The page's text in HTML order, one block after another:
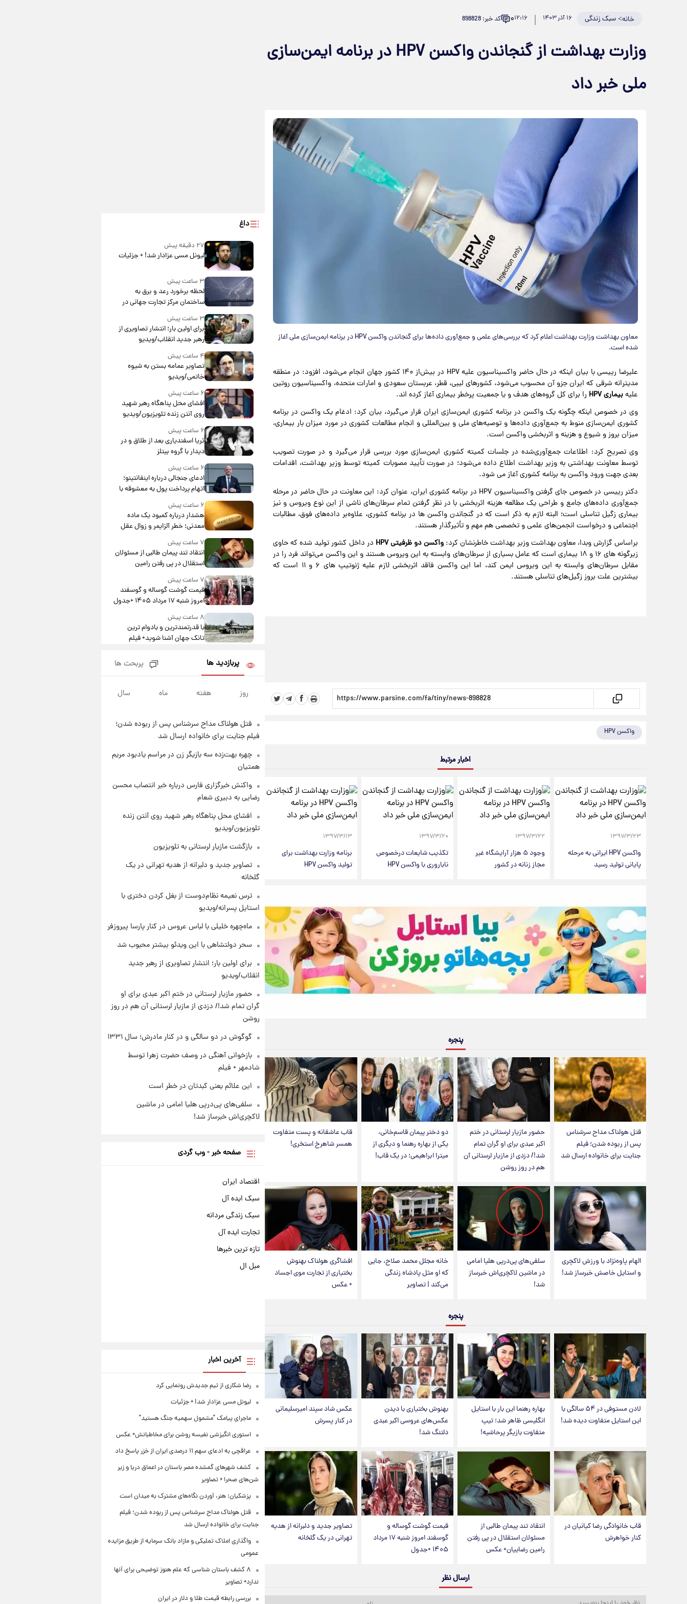
خانه>سبک زندگی ۱۶ آذر ۱۴۰۳ ۱۲:۱۶۰ کد خبر: 898828
وزارت بهداشت از گنجاندن واکسن HPV در برنامه ایمن‌سازی
ملی خبر داد
معاون بهداشت وزارت بهداشت اعلام کرد که بررسی‌های علمی و جمع‌آوری داده‌ها برای گنجاندن واکسن HPV در برنامه ایمن‌سازی ملی آغاز
شده است.
علیرضا رییسی با بیان اینکه در حال حاضر واکسیناسیون علیه HPV در بیش‌از ۱۴۰ کشور جهان انجام می‌شود، افزود: در منطقه
مدیترانه شرقی که ایران جزو آن محسوب می‌شود، کشورهای لیبی، قطر، عربستان سعودی و امارات متحده، واکسیناسیون روتین
علیهبیماری HPV
را برای کل گروه‌های هدف و یا جمعیت پرخطر بیماری آغاز کرده اند.
وی در خصوص اینکه چگونه یک واکسن در برنامه کشوری ایمن‌سازی ایران قرار می‌گیرد، بیان کرد: ادغام یک واکسن در برنامه
کشوری ایمن‌سازی منوط به جمع‌آوری داده‌ها و توصیه‌های ملی و بین‌المللی و انجام مطالعات کشوری در مورد میزان بار بیماری،
میزان بروز و شیوع و هزینه و اثربخشی واکسن است.
وی تصریح کرد: اطلاعات جمع‌آوری‌شده در جلسات کمیته کشوری ایمن‌سازی مورد بررسی قرار می‌گیرد و در صورت تصویب
توسط معاونت بهداشتی به وزیر بهداشت اطلاع داده می‌شود؛ در صورت تأیید مصوبات کمیته توسط وزیر بهداشت، اقدامات
بعدی جهت ورود واکسن به برنامه کشوری آغاز می شود.
دکتر رییسی در خصوص جای گرفتن واکسیناسیون HPV در برنامه کشوری ایران، عنوان کرد: این معاونت در حال حاضر در مرحله
جمع‌آوری داده‌های جامع و طراحی یک مطالعه هزینه اثربخشی با در نظر گرفتن تمام سرطان‌های ناشی از این نوع ویروس و نیز
بیماری زگیل تناسلی است؛ البته لازم به ذکر است که در گنجاندن واکسن‌ ها در برنامه کشوری، علاوه‌بر داده‌های فوق، مطالبات
اجتماعی و درخواست انجمن‌های علمی و تخصصی هم مهم و تأثیرگذار هستند.
براساس گزارش وبدا، معاون بهداشت وزیر بهداشت خاطرنشان کرد: واکسن دو ظرفیتی HPV
در داخل کشور تولید شده‌ که حاوی
زیرگونه های ۱۶ و ۱۸ بیماری‌ است که عامل بسیاری از سرطان‌های وابسته به این ویروس هستند و این واکسن می‌تواند فرد را در
مقابل سرطان‌های وابسته به این ویروس ایمن کند، اما این واکسن فاقد اثربخشی لازم علیه ژنوتیپ های ۶ و ۱۱ است که
بیشترین علت بروز زگیل‌های تناسلی هستند.
واکسن HPV
اخبار مرتبط
۱۳۹۷/۳/۲۳
واکسن HPV ایرانی به مرحله
پایانی تولید رسید
۱۳۹۷/۳/۲۲
وجود ۵ هزار آرایشگاه غیر
مجاز زنانه در کشور
۱۳۹۷/۳/۲۰
تکذیب شایعات درخصوص
ناباروری با واکسن HPV
۱۳۹۷/۳/۱۳
برنامه وزارت بهداشت برای
تولید واکسن HPV
پنجره
قتل هولناک مداح سرشناس
پس از ربوده شدن؛ فیلم
جنایت برای خانواده ارسال شد
حضور مازیار لرستانی در ختم
اکبر عبدی برای او گران تمام
شد!/ دزدی از مازیار لرستانی آن
هم در روز روشن
دو دختر پیمان قاسم‌خانی،
یکی از بهاره رهنما و دیگری از
میترا ابراهیمی؛ در یک قاب!
قاب عاشقانه و پست متفاوت
همسر شاهرخ استخری!
الهام پاوه‌نژاد با ورزش لاکچری
و استایل خاصش خبرساز شد!
سلفی‌های پی‌درپی هلیا امامی
در ماشین لاکچری‌اش خبرساز
شد!
خانه مجلل محمد صلاح، جایی
که او مثل پادشاه زندگی
می‌کند | تصاویر
افشاگری هولناک بهنوش
بختیاری از تجارت موی اجساد
+ عکس
پنجره
لادن مستوفی در ۵۴ سالگی با
این استایل متفاوت دیده شد!
بهاره رهنما این بار با استایل
انگلیسی ظاهر شد؛ تیپ
متفاوت بازیگر پرحاشیه!
بهنوش بختیاری با دیدن
عکس‌های عروسی اکبر عبدی
دلتنگ شد!
عکس شاد سپند امیرسلیمانی
در کنار پسرش
قاب خانوادگی رضا کیانیان در
کنار خواهرش
انتقاد تند پیمان طالبی از
مسئولان استقلال در پی رفتن
رامین رضاییان+ عکس
قیمت گوشت گوساله و
گوسفند امروز شنبه ۱۷ مرداد
۱۴۰۵ +جدول
تصاویر جدید و دلبرانه از هدیه
تهرانی در یک گلخانه
ارسال نظر
داغ
۲۷ دقیقه پیش
لیونل مسی عزادار شد! + جزئیات
۳ ساعت پیش
لحظه برخورد رعد و برق به
ساختمان مرکز تجارت جهانی در
آمریکا + فیلم
۳ ساعت پیش
برای اولین بار؛ انتشار تصاویری از
رهبر جدید انقلاب/ویدیو
۴ ساعت پیش
تصاویر عمامه بستن به شیوه
خاتمی/ویدیو
۶ ساعت پیش
افشای محل پناهگاه‌ رهبر شهید
روی آنتن زنده تلویزیون/ویدیو
۶ ساعت پیش
ثریا اسفندیاری بعد از طلاق و در
دیدار با گروه بیتلز
۶ ساعت پیش
ادعای جنجالی درباره اینفانتینو؛
اتهام پرداخت پول به معشوقه با
درآمد یوفا
۶ ساعت پیش
هشدار درباره کمبود یک ماده
معدنی؛ خطر آلزایمر و زوال عقل
افزایش می‌یابد؟
۷ ساعت پیش
انتقاد تند پیمان طالبی از مسئولان
استقلال در پی رفتن رامین
رضاییان+ عکس
۷ ساعت پیش
قیمت گوشت گوساله و گوسفند
امروز شنبه ۱۷ مرداد ۱۴۰۵ +جدول
۸ ساعت پیش
با قدرتمندترین و بادوام ترین
تانک جهان آشنا شوید+ فیلم
قیمت طلا ۱۸عیار امروز شنبه ۱۷
مرداد ۱۴۰۵ +جدول
۹ ساعت پیش
۲۲ ساعت پیش
یک پیش ‌بینی مهم برای قیمت
دلار، طلا و سکه شنبه ۱۷ مرداد
۱۴۰۵
مقصد اروپا این تیم را ترک کرد!
پربازدید ها پربحث ها
روز هفته ماه سال
قتل هولناک مداح سرشناس پس از ربوده شدن؛
فیلم جنایت برای خانواده ارسال شد
چهره بهت‌زده سه بازیگر زن در مراسم یادبود مریم
همتیان
واکنش خبرگزاری فارس درباره خبر انتصاب محسن
رضایی به دبیری شعام
افشای محل پناهگاه‌ رهبر شهید روی آنتن زنده
تلویزیون/ویدیو
بازگشت مازیار لرستانی به تلویزیون
تصاویر جدید و دلبرانه از هدیه تهرانی در یک
گلخانه
ترس نعیمه نظام‌دوست از بغل کردن دختری با
استایل پسرانه/ویدیو
ماه‌چهره خلیلی با لباس عروس در کنار پارسا پیروزفر
سحر دولتشاهی با این ویدئو بیشتر محبوب شد
برای اولین بار؛ انتشار تصاویری از رهبر جدید
انقلاب/ویدیو
حضور مازیار لرستانی در ختم اکبر عبدی برای او
گران تمام شد!/ دزدی از مازیار لرستانی آن هم در روز
روشن
گوگوش در دو سالگی و در کنار مادرش؛ سال ۱۳۳۱
بازخوانی آهنگی در وصف حضرت زهرا توسط
شادمهر + فیلم
این علائم یعنی کبدتان در خطر است
سلفی‌های پی‌درپی هلیا امامی در ماشین
لاکچری‌اش خبرساز شد!
صفحه خبر - وب گردی
اقتصاد ایران
سبک ایده آل
سبک زندگی مردانه
تجارت ایده آل
تازه ترین خبرها
مبل ال
آخرین اخبار
رضا شکاری از تیم جدیدش رونمایی کرد
لیونل مسی عزادار شد! + جزئیات
ماجرای پیامک "مشمول سهمیه جنگ هستید"
استوری انگیزشی نفیسه روشن برای مخاطبانش+ عکس
عراقچی به ادعای سهم ۱۱ درصدی ایران از خزر پاسخ داد
کشف شهرهای گمشده مصر باستان در اعماق دریا و زیر
شن‌های صحرا + تصاویر
پزشکیان: هنر، آوردن نگاه‌های مشترک به میدان است
قتل هولناک مداح سرشناس پس از ربوده شدن؛ فیلم
جنایت برای خانواده ارسال شد
واگذاری املاک تملیکی و مازاد بانک سرمایه از طریق مزایده
عمومی
۸ کشف باستان شناسی که علم هنوز توضیحی برای آنها
ندارد+ تصاویر
بررسی رابطه قیمت طلا و دلار در ایران